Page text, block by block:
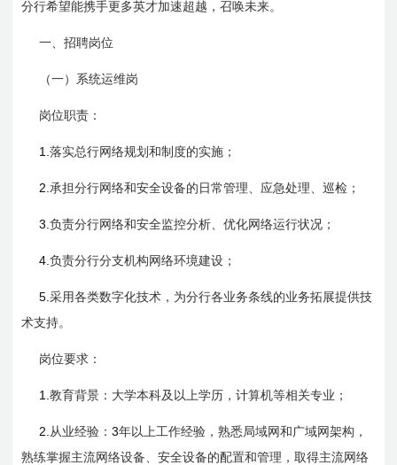
分行希望能携手更多英才加速超越，召唤未来。
一、招聘岗位
（一） 系统运维岗
岗位职责：
1.落实总行网络规划和制度的实施；
2.承担分行网络和安全设备的日常管理、应急处理、巡检；
3.负责分行网络和安全监控分析、优化网络运行状况；
4.负责分行分支机构网络环境建设；
5.采用各类数字化技术，为分行各业务条线的业务拓展提供技
术支持。
岗位要求：
1.教育背景：大学本科及以上学历，计算机等相关专业；
2. 从业经验：3年以上工作经验，熟悉局域网和广域网架构，
熟练掌握主流网络设备、安全设备的配置和管理，取得主流网络